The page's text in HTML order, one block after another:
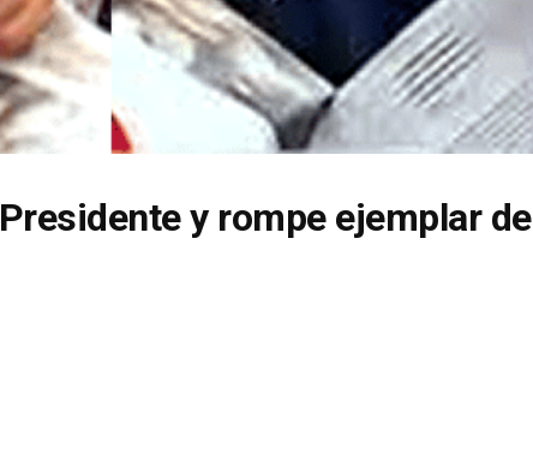
y rompe ejemplar de